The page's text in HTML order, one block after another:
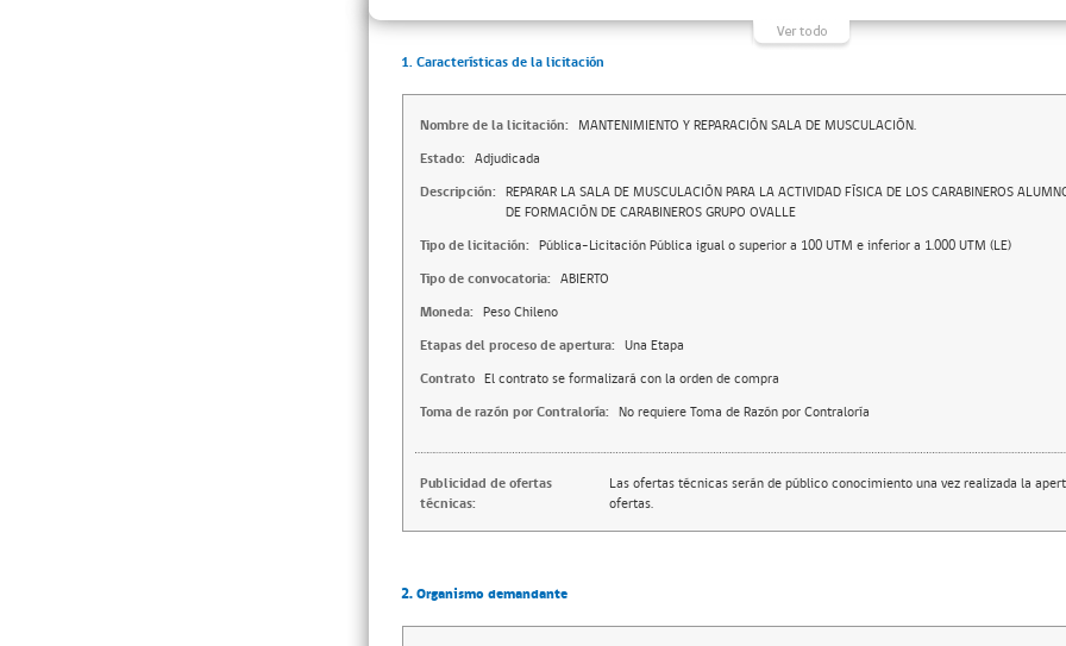
1. Características de la licitación
Nombre de la licitación: MANTENIMIENTO Y REPARACIÓN SALA DE MUSCULACIÓN.
Estado: Adjudicada
Descripción: REPARAR LA SALA DE MUSCULACIÓN PARA LA ACTIVIDAD FÍSICA DE LOS CARABINEROS
DE FORMACIÓN DE CARABINEROS GRUPO OVALLE
Tipo de licitación: Pública-Licitación Pública igual o superior a 100 UTM e inferior a 1.000 UTM (LE)
Tipo de convocatoria: ABIERTO
Moneda: Peso Chileno
Etapas del proceso de apertura: Una Etapa
Contrato El contrato se formalizará con la orden de compra
Toma de razón por Contraloría: No requiere Toma de Razón por Contraloría
Publicidad de ofertas
técnicas:
Las ofertas técnicas serán de público conocimiento una vez realizada la
ofertas.
2. Organismo demandante